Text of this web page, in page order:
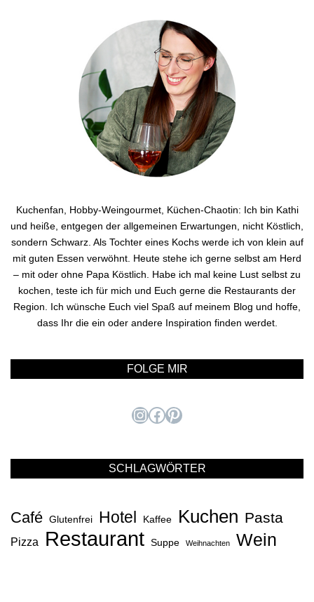
Kuchenfan, Hobby-Weingourmet, Küchen-Chaotin: Ich bin Kathi
und heiße, entgegen der allgemeinen Erwartungen, nicht Köstlich,
sondern Schwarz. Als Tochter eines Kochs werde ich von klein auf
mit guten Essen verwöhnt. Heute stehe ich gerne selbst am Herd
– mit oder ohne Papa Köstlich. Habe ich mal keine Lust selbst zu
kochen, teste ich für mich und Euch gerne die Restaurants der
Region. Ich wünsche Euch viel Spaß auf meinem Blog und hoffe,
dass Ihr die ein oder andere Inspiration finden werdet.
FOLGE MIR
Instagram
Facebook
Pinterest
SCHLAGWÖRTER
Café Glutenfrei Hotel Kaffee Kuchen Pasta
Pizza Restaurant Suppe Weihnachten Wein